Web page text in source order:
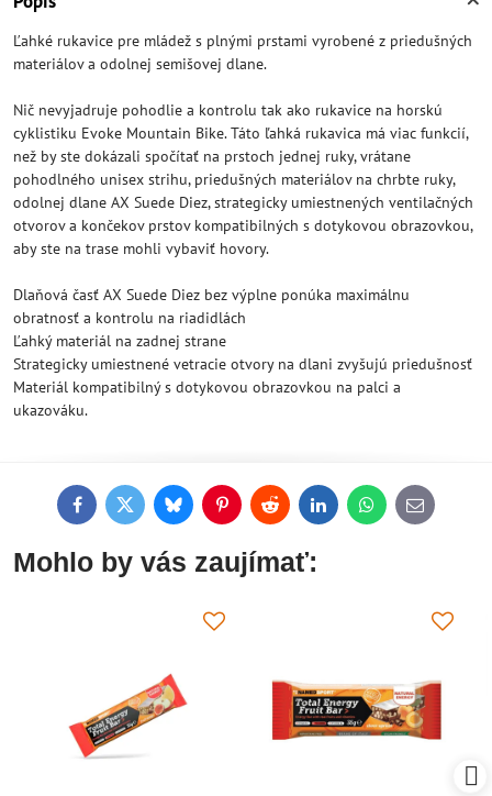
Ľahké rukavice pre mládež s plnými prstami vyrobené z priedušných
materiálov a odolnej semišovej dlane.
Nič nevyjadruje pohodlie a kontrolu tak ako rukavice na horskú
cyklistiku Evoke Mountain Bike. Táto ľahká rukavica má viac funkcií,
než by ste dokázali spočítať na prstoch jednej ruky, vrátane
pohodlného unisex strihu, priedušných materiálov na chrbte ruky,
odolnej dlane AX Suede Diez, strategicky umiestnených ventilačných
otvorov a končekov prstov kompatibilných s dotykovou obrazovkou,
aby ste na trase mohli vybaviť hovory.
Dlaňová časť AX Suede Diez bez výplne ponúka maximálnu
obratnosť a kontrolu na riadidlách
Ľahký materiál na zadnej strane
Strategicky umiestnené vetracie otvory na dlani zvyšujú priedušnosť
Materiál kompatibilný s dotykovou obrazovkou na palci a
ukazováku.
FacebookTwitterBlueskyPinterestReddit LinkedInWhatsApp
E-
mail
Mohlo by vás zaujímať: